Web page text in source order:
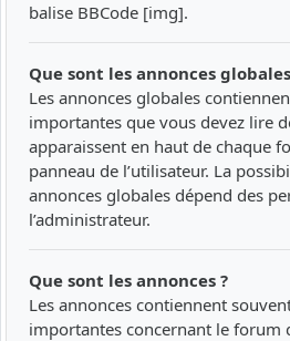
balise BBCode [img].
Que sont les annonces
Les annonces globales
importantes que vous devez lire
apparaissent en haut de chaque
panneau de l’utilisateur. La
annonces globales dépend des
l’administrateur.
Que sont les annonces ?
Les annonces contiennent
importantes concernant le forum